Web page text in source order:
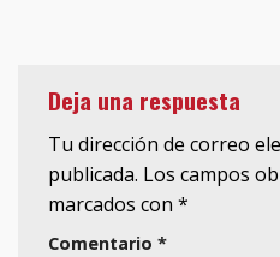
Deja una respuesta
Tu dirección de correo
publicada. Los campos
marcados con *
Comentario *